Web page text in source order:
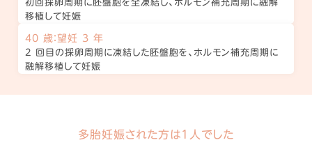
初回採卵周期に胚盤胞を全凍結し、ホルモン補充周期に融解
移植して妊娠
40 歳：望妊 3 年
2 回目の採卵周期に凍結した胚盤胞を、ホルモン補充周期に
融解移植して妊娠
多胎妊娠された方は1人でした